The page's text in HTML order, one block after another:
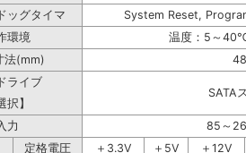
ッグタイマ
System Reset,
環境
温度：5～
法(mm)
ライブ
SATA
択】
力 85～
定格電圧 ＋3.3V ＋5V
＋12V